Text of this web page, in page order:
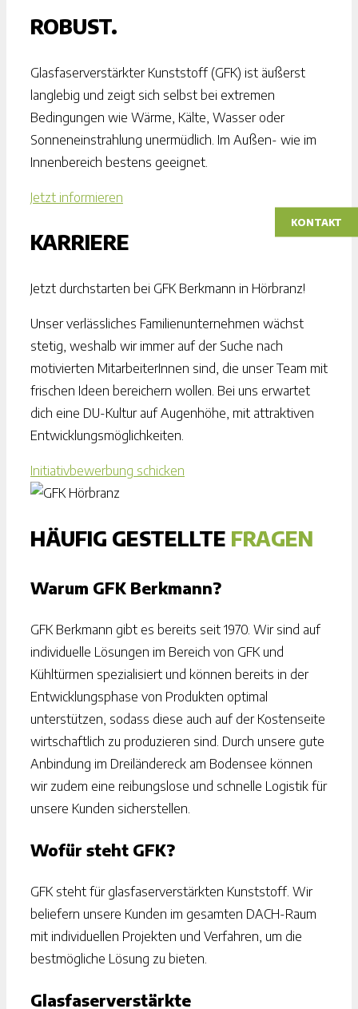
ROBUST.
Glasfaserverstärkter Kunststoff (GFK) ist äußerst
langlebig und zeigt sich selbst bei extremen
Bedingungen wie Wärme, Kälte, Wasser oder
Sonneneinstrahlung unermüdlich. Im Außen- wie im
Innenbereich bestens geeignet.
Jetzt informieren
KARRIERE
Jetzt durchstarten bei GFK Berkmann in Hörbranz!
Unser verlässliches Familienunternehmen wächst
stetig, weshalb wir immer auf der Suche nach
motivierten MitarbeiterInnen sind, die unser Team mit
frischen Ideen bereichern wollen. Bei uns erwartet
dich eine DU-Kultur auf Augenhöhe, mit attraktiven
Entwicklungsmöglichkeiten.
Initiativbewerbung schicken
HÄUFIG GESTELLTE FRAGEN
Warum GFK Berkmann?
GFK Berkmann gibt es bereits seit 1970. Wir sind auf
individuelle Lösungen im Bereich von GFK und
Kühltürmen spezialisiert und können bereits in der
Entwicklungsphase von Produkten optimal
unterstützen, sodass diese auch auf der Kostenseite
wirtschaftlich zu produzieren sind. Durch unsere gute
Anbindung im Dreiländereck am Bodensee können
wir zudem eine reibungslose und schnelle Logistik für
unsere Kunden sicherstellen.
Wofür steht GFK?
GFK steht für glasfaserverstärkten Kunststoff. Wir
beliefern unsere Kunden im gesamten DACH-Raum
mit individuellen Projekten und Verfahren, um die
bestmögliche Lösung zu bieten.
Glasfaserverstärkte
KONTAKT